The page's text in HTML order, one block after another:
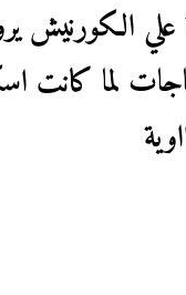
علي الكورنيش
لما كانت